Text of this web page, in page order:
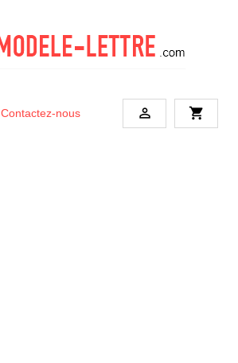
Contactez-nous  shopping_cart